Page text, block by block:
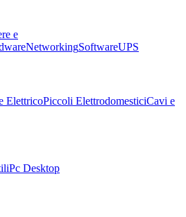
e
NetworkingSoftwareUPS
ElettricoPiccoli ElettrodomesticiCavi e
Pc Desktop